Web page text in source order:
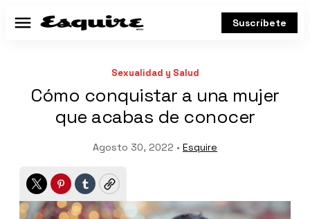
Menú Suscríbete
Sexualidad y Salud
Cómo conquistar a una mujer
que acabas de conocer
Agosto 30, 2022 • Esquire
TwitterPinterest
TumblrCopy